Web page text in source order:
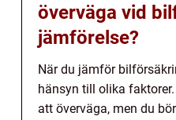
överväga vid
jämförelse?
När du jämför
hänsyn till olika
att överväga, men du